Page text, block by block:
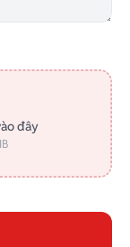
đây